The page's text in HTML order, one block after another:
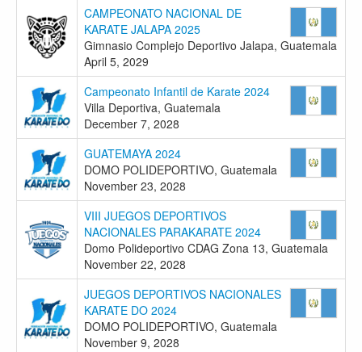
CAMPEONATO NACIONAL DE
KARATE JALAPA 2025
Gimnasio Complejo Deportivo Jalapa, Guatemala
April 5, 2029
Campeonato Infantil de Karate 2024
Villa Deportiva, Guatemala
December 7, 2028
GUATEMAYA 2024
DOMO POLIDEPORTIVO, Guatemala
November 23, 2028
VIII JUEGOS DEPORTIVOS
NACIONALES PARAKARATE 2024
Domo Polideportivo CDAG Zona 13, Guatemala
November 22, 2028
JUEGOS DEPORTIVOS NACIONALES
KARATE DO 2024
DOMO POLIDEPORTIVO, Guatemala
November 9, 2028